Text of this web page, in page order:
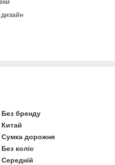
Без бренду
Китай
Сумка дорожня
Без коліс
Середній